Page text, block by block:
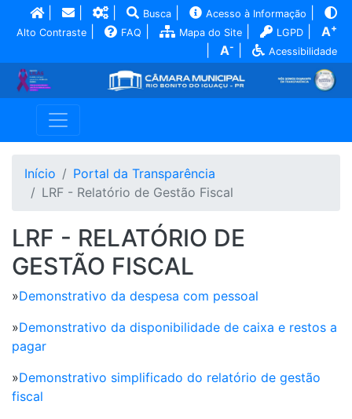
| Busca Acesso à Informação
Alto Contraste FAQ Mapa do Site LGPD A+
A- Acessibilidade
Início
Portal da Transparência
LRF - Relatório de Gestão Fiscal
LRF - RELATÓRIO DE
GESTÃO FISCAL
»Demonstrativo da despesa com pessoal
»Demonstrativo da disponibilidade de caixa e restos a
pagar
»Demonstrativo simplificado do relatório de gestão
fiscal